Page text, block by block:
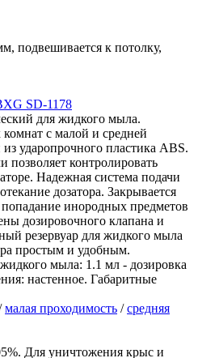
подвешивается к потолку,
SD-1178
для жидкого мыла.
комнат с малой и средней
ударопрочного пластика АВS.
позволяет контролировать
Надежная система подачи
дозатора. Закрывается
инородных предметов
дозировочного клапана и
резервуар для жидкого мыла
простым и удобным.
мыла: 1.1 мл - дозировка
настенное. Габаритные
малая проходимость /средняя
Для уничтожения крыс и